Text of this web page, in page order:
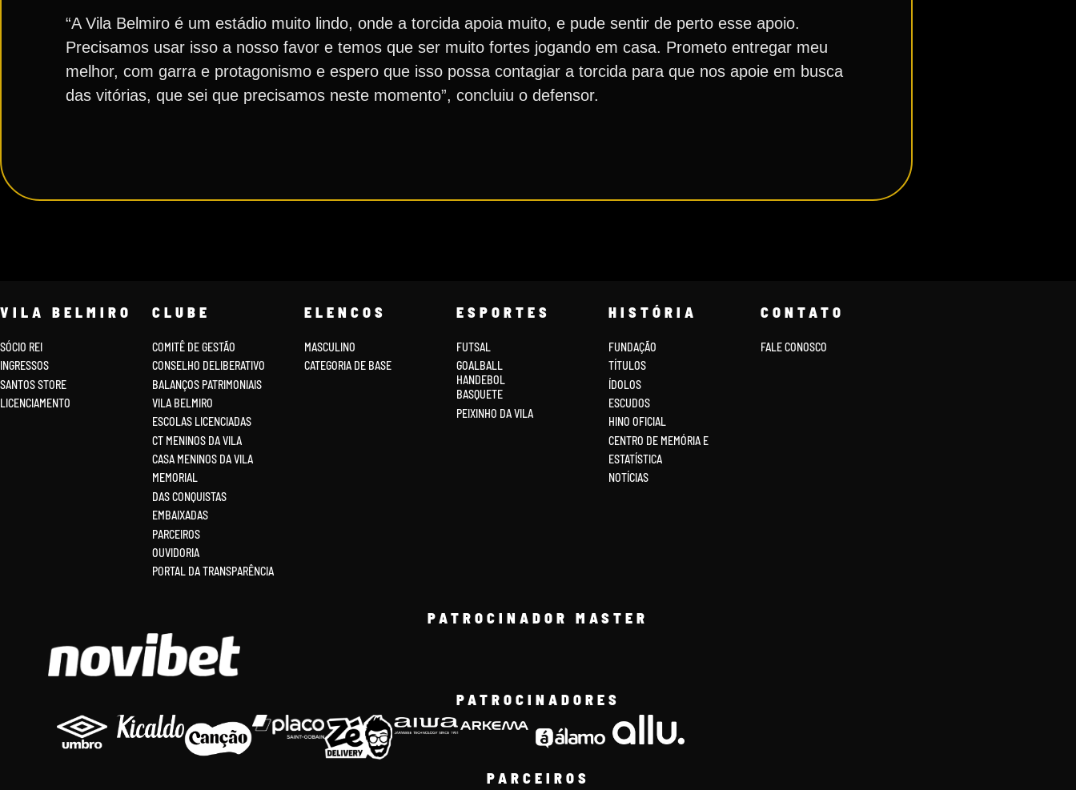
“A Vila Belmiro é um estádio muito lindo, onde a torcida apoia muito, e pude sentir de perto esse apoio.
Precisamos usar isso a nosso favor e temos que ser muito fortes jogando em casa. Prometo entregar meu
melhor, com garra e protagonismo e espero que isso possa contagiar a torcida para que nos apoie em busca
das vitórias, que sei que precisamos neste momento”, concluiu o defensor.
VILA BELMIRO
SÓCIO REI
INGRESSOS
SANTOS STORE
LICENCIAMENTO
CLUBE
COMITÊ DE GESTÃO
CONSELHO DELIBERATIVO
BALANÇOS PATRIMONIAIS
VILA BELMIRO
ESCOLAS LICENCIADAS
CT MENINOS DA VILA
CASA MENINOS DA VILA
MEMORIAL
DAS CONQUISTAS
EMBAIXADAS
PARCEIROS
OUVIDORIA
PORTAL DA TRANSPARÊNCIA
ELENCOS
MASCULINO
CATEGORIA DE BASE
ESPORTES
FUTSAL
GOALBALL
HANDEBOL
BASQUETE
PEIXINHO DA VILA
HISTÓRIA
FUNDAÇÃO
TÍTULOS
ÍDOLOS
ESCUDOS
HINO OFICIAL
CENTRO DE MEMÓRIA E
ESTATÍSTICA
NOTÍCIAS
CONTATO
FALE CONOSCO
PATROCINADOR MASTER
PATROCINADORES
PARCEIROS